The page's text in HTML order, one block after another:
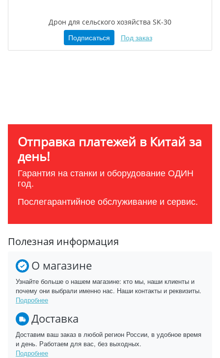
Дрон для сельского хозяйства SK-30
Подписаться Под заказ
Отправка платежей в Китай за
день!
Гарантия на станки и оборудование ОДИН
год.
Послегарантийное обслуживание и сервис.
Полезная информация
О магазине
Узнайте больше о нашем магазине: кто мы, наши клиенты и
почему они выбрали именно нас. Наши контакты и реквизиты.
Подробнее
Доставка
Доставим ваш заказ в любой регион России, в удобное время
и день. Работаем для вас, без выходных.
Подробнее